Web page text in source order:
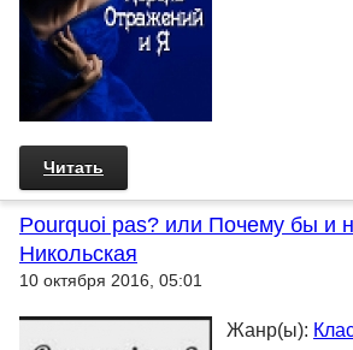
Читать
Pourquoi pas? или Почему бы и
Никольская
10 октября 2016, 05:01
Жанр(ы):